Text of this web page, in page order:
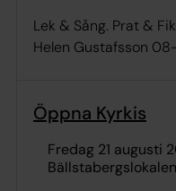
Lek & Sång. Prat &
Helen Gustafsson 08-
Öppna Kyrkis
fredag 21 augusti
Bällstabergslokalen